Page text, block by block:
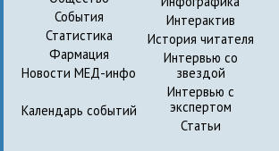
События
Статистика
Фармация
Новости МЕД-инфо
Календарь событий
Интерактив
История читателя
Интервью со
звездой
Интервью с
экспертом
Статьи